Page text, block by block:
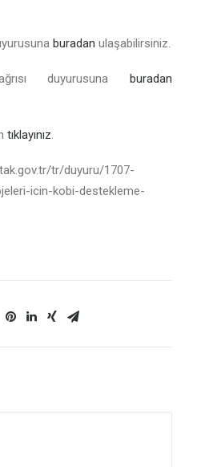
buradan ulaşabilirsiniz.
duyurusuna buradan
tıklayınız.
tr/duyuru/1707-
icin-kobi-destekleme-